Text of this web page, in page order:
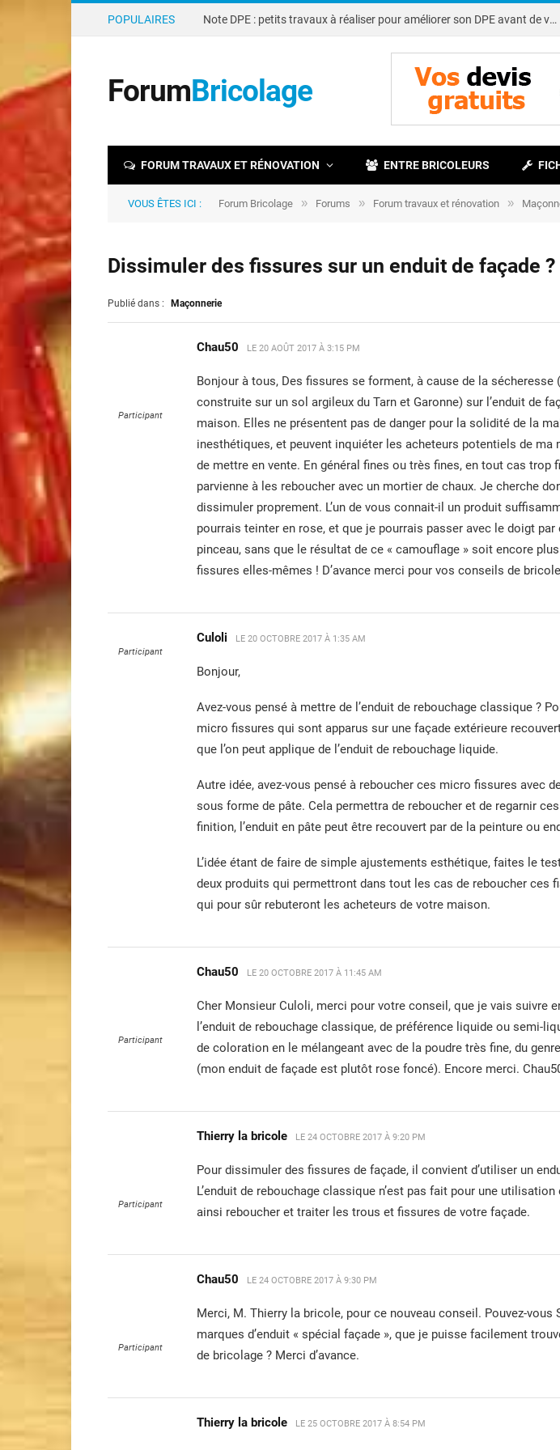
POPULAIRES Note DPE : petits travaux à réaliser pour améliorer son DPE avant de vendre
ForumBricolage
FORUM TRAVAUX ET RÉNOVATION ENTRE BRICOLEURS
VOUS ÊTES ICI : Forum Bricolage » Forums » Forum travaux et rénovation »
Dissimuler des fissures sur un enduit de façade ?
Publié dans : Maçonnerie
Participant
Chau50 LE 20 AOÛT 2017 À 3:15 PM
Bonjour à tous, Des fissures se forment, à cause de la sécheresse
construite sur un sol argileux du Tarn et Garonne) sur l’enduit de
maison. Elles ne présentent pas de danger pour la solidité de la
inesthétiques, et peuvent inquiéter les acheteurs potentiels de ma
de mettre en vente. En général fines ou très fines, en tout cas trop
parvienne à les reboucher avec un mortier de chaux. Je cherche
dissimuler proprement. L’un de vous connait-il un produit
pourrais teinter en rose, et que je pourrais passer avec le doigt par
pinceau, sans que le résultat de ce « camouflage » soit encore
fissures elles-mêmes ! D’avance merci pour vos conseils de
Participant
Culoli LE 20 OCTOBRE 2017 À 1:35 AM
Bonjour,
Avez-vous pensé à mettre de l’enduit de rebouchage classique ?
micro fissures qui sont apparus sur une façade extérieure
que l’on peut applique de l’enduit de rebouchage liquide.
Autre idée, avez-vous pensé à reboucher ces micro fissures avec
sous forme de pâte. Cela permettra de reboucher et de regarnir
finition, l’enduit en pâte peut être recouvert par de la peinture ou
L’idée étant de faire de simple ajustements esthétique, faites le
deux produits qui permettront dans tout les cas de reboucher ces
qui pour sûr rebuteront les acheteurs de votre maison.
Participant
Chau50 LE 20 OCTOBRE 2017 À 11:45 AM
Cher Monsieur Culoli, merci pour votre conseil, que je vais suivre
l’enduit de rebouchage classique, de préférence liquide ou semi-
de coloration en le mélangeant avec de la poudre très fine, du
(mon enduit de façade est plutôt rose foncé). Encore merci.
Participant
Thierry la bricole LE 24 OCTOBRE 2017 À 9:20 PM
Pour dissimuler des fissures de façade, il convient d’utiliser un
L’enduit de rebouchage classique n’est pas fait pour une
ainsi reboucher et traiter les trous et fissures de votre façade.
Participant
Chau50 LE 24 OCTOBRE 2017 À 9:30 PM
Merci, M. Thierry la bricole, pour ce nouveau conseil. Pouvez-vous
marques d’enduit « spécial façade », que je puisse facilement
de bricolage ? Merci d’avance.
Thierry la bricole LE 25 OCTOBRE 2017 À 8:54 PM